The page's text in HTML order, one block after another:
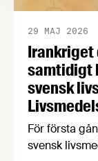
Irankriget
samtidigt
svensk
29 MAJ 2026
För första
svensk